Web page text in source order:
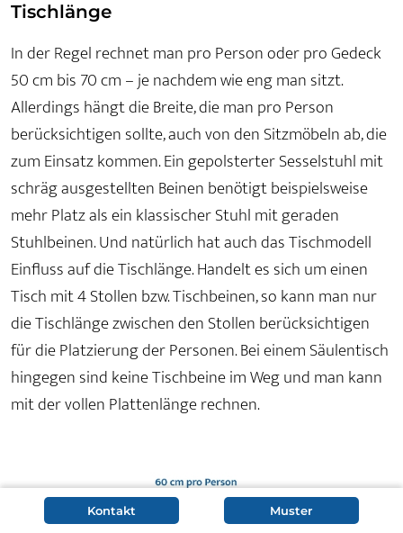
Tischlänge
In der Regel rechnet man pro Person oder pro Gedeck
50 cm bis 70 cm – je nachdem wie eng man sitzt.
Allerdings hängt die Breite, die man pro Person
berücksichtigen sollte, auch von den Sitzmöbeln ab, die
zum Einsatz kommen. Ein gepolsterter Sesselstuhl mit
schräg ausgestellten Beinen benötigt beispielsweise
mehr Platz als ein klassischer Stuhl mit geraden
Stuhlbeinen. Und natürlich hat auch das Tischmodell
Einfluss auf die Tischlänge. Handelt es sich um einen
Tisch mit 4 Stollen bzw. Tischbeinen, so kann man nur
die Tischlänge zwischen den Stollen berücksichtigen
für die Platzierung der Personen. Bei einem Säulentisch
hingegen sind keine Tischbeine im Weg und man kann
mit der vollen Plattenlänge rechnen.
Kontakt Muster